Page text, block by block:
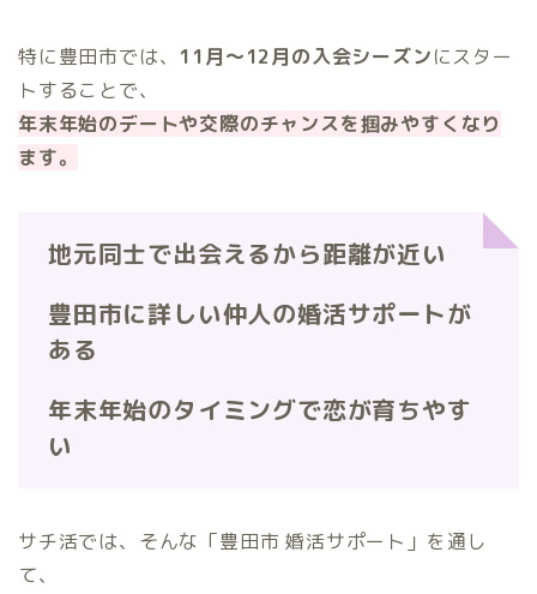
特に豊田市では、 11月〜12月の入会シーズンにスター
トすることで、
年末年始のデートや交際のチャンスを掴みやすくなり
ます。
地元同士で出会えるから距離が近い
豊田市に詳しい仲人の婚活サポートが
ある
年末年始のタイミングで恋が育ちやす
い
サチ活では、そんな「豊田市 婚活サポート」を通し
て、